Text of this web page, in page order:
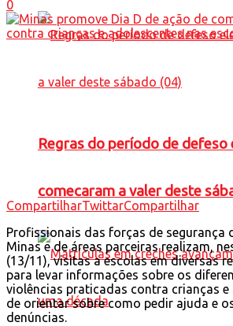
Regras do período de
comecaram a valer deste
0
CompartilharTwittarCompartilhar
Profissionais das forças de segurança
Minas e de áreas parceiras realizam,
(13/11), visitas a escolas em diversas
para levar informações sobre os
violências praticadas contra crianças e
de orientar sobre como pedir ajuda e
denúncias.